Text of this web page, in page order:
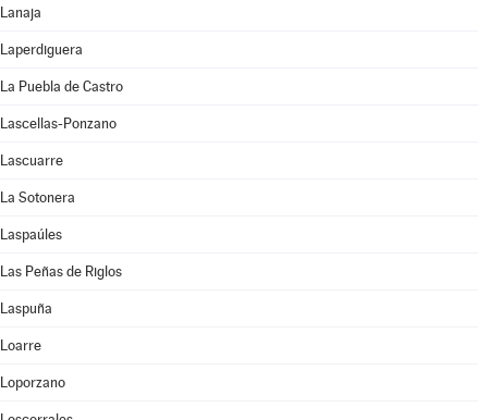
Lanaja
Laperdiguera
La Puebla de Castro
Lascellas-Ponzano
Lascuarre
La Sotonera
Laspaúles
Las Peñas de Riglos
Laspuña
Loarre
Loporzano